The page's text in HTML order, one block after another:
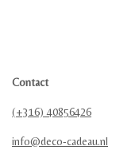
Contact
(+316) 40856426
info@deco-cadeau.nl